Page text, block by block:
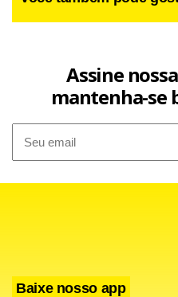
Facebook
Assine
mantenha-se
Baixe nosso app